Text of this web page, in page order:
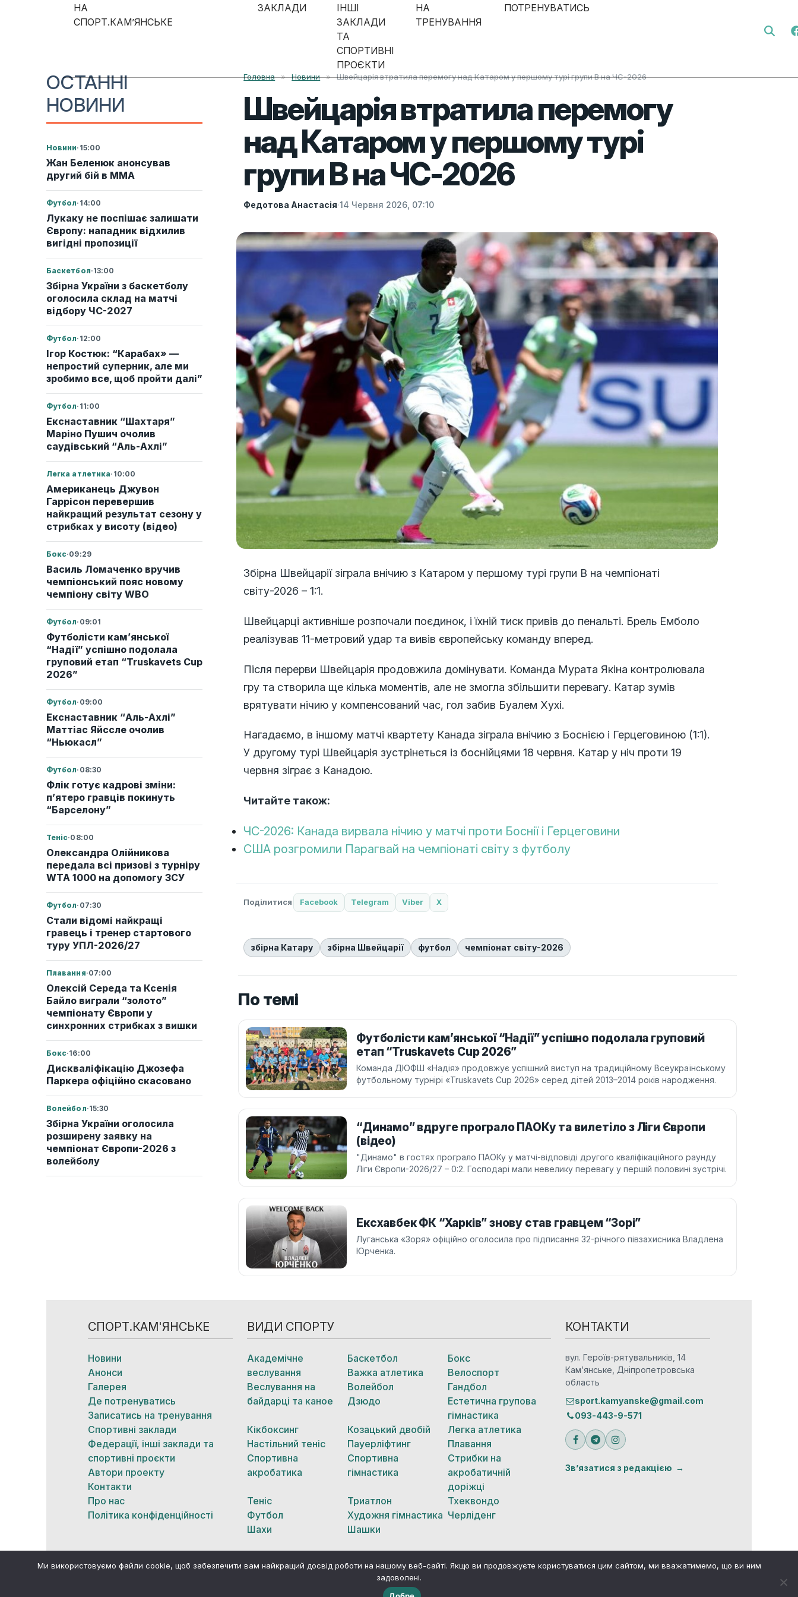
Skip to content
НА
СПОРТ.КАМ’ЯНСЬКЕ
ЗАКЛАДИ
ІНШІ
ЗАКЛАДИ
ТА
СПОРТИВНІ
ПРОЄКТИ
НА
ТРЕНУВАННЯ
ПОТРЕНУВАТИСЬ
ОСТАННІ
НОВИНИ
Новини· 15:00
Жан Беленюк анонсував
другий бій в ММА
Футбол· 14:00
Лукаку не поспішає залишати
Європу: нападник відхилив
вигідні пропозиції
Баскетбол·13:00
Збірна України з баскетболу
оголосила склад на матчі
відбору ЧС-2027
Футбол· 12:00
Ігор Костюк: “Карабах» —
непростий суперник, але ми
зробимо все, щоб пройти далі”
Футбол· 11:00
Екснаставник “Шахтаря”
Маріно Пушич очолив
саудівський “Аль-Ахлі”
Легка атлетика· 10:00
Американець Джувон
Гаррісон перевершив
найкращий результат сезону у
стрибках у висоту (відео)
Бокс·09:29
Василь Ломаченко вручив
чемпіонський пояс новому
чемпіону світу WBO
Футбол· 09:01
Футболісти кам’янської
“Надії” успішно подолала
груповий етап “Truskavets Cup
2026”
Футбол· 09:00
Екснаставник “Аль-Ахлі”
Маттіас Яйссле очолив
“Ньюкасл”
Футбол· 08:30
Флік готує кадрові зміни:
п’ятеро гравців покинуть
“Барселону”
Теніс·08:00
Олександра Олійникова
передала всі призові з турніру
WTA 1000 на допомогу ЗСУ
Футбол· 07:30
Стали відомі найкращі
гравець і тренер стартового
туру УПЛ-2026/27
Плавання·07:00
Олексій Середа та Ксенія
Байло виграли “золото”
чемпіонату Європи у
синхронних стрибках з вишки
Бокс·16:00
Дискваліфікацію Джозефа
Паркера офіційно скасовано
Волейбол·15:30
Збірна України оголосила
розширену заявку на
чемпіонат Європи-2026 з
волейболу
Головна » Новини » Швейцарія втратила перемогу над Катаром у першому турі групи В на ЧС-2026
Швейцарія втратила перемогу
над Катаром у першому турі
групи В на ЧС-2026
Федотова Анастасія·14 Червня 2026, 07:10
Збірна Швейцарії зіграла внічию з Катаром у першому турі групи В на чемпіонаті
світу-2026 – 1:1.
Швейцарці активніше розпочали поєдинок, і їхній тиск привів до пенальті. Брель Емболо
реалізував 11-метровий удар та вивів європейську команду вперед.
Після перерви Швейцарія продовжила домінувати. Команда Мурата Якіна контролювала
гру та створила ще кілька моментів, але не змогла збільшити перевагу. Катар зумів
врятувати нічию у компенсований час, гол забив Буалем Хухі.
Нагадаємо, в іншому матчі квартету Канада зіграла внічию з Боснією і Герцеговиною (1:1).
У другому турі Швейцарія зустрінеться із боснійцями 18 червня. Катар у ніч проти 19
червня зіграє з Канадою.
Читайте також:
ЧС-2026: Канада вирвала нічию у матчі проти Боснії і Герцеговини
США розгромили Парагвай на чемпіонаті світу з футболу
Поділитися Facebook Telegram Viber X
збірна Катару збірна Швейцарії футбол чемпіонат світу-2026
По темі
Футболісти кам’янської “Надії” успішно подолала груповий
етап “Truskavets Cup 2026”
Команда ДЮФШ «Надія» продовжує успішний виступ на традиційному Всеукраїнському
футбольному турнірі «Truskavets Cup 2026» серед дітей 2013–2014 років народження.
“Динамо” вдруге програло ПАОКу та вилетіло з Ліги Європи
(відео)
"Динамо" в гостях програло ПАОКу у матчі-відповіді другого кваліфікаційного раунду
Ліги Європи-2026/27 – 0:2. Господарі мали невелику перевагу у першій половині зустрічі.
Ексхавбек ФК “Харків” знову став гравцем “Зорі”
Луганська «Зоря» офіційно оголосила про підписання 32-річного півзахисника Владлена
Юрченка.
СПОРТ.КАМ'ЯНСЬКЕ
Новини
Анонси
Галерея
Де потренуватись
Записатись на тренування
Спортивні заклади
Федерації, інші заклади та
спортивні проєкти
Автори проекту
Контакти
Про нас
Політика конфіденційності
ВИДИ СПОРТУ
Академічне
веслування
Баскетбол
Бокс
Важка атлетика
Велоспорт
Веслування на
байдарці та каное
Волейбол
Гандбол
Дзюдо
Естетична групова
гімнастика
Кікбоксинг
Козацький двобій
Легка атлетика
Настільний теніс
Пауерліфтинг
Плавання
Спортивна
акробатика
Спортивна
гімнастика
Стрибки на
акробатичній
доріжці
Теніс
Триатлон
Тхеквондо
Футбол
Художня гімнастика Черліденг
Шахи
Шашки
КОНТАКТИ
вул. Героїв-рятувальників, 14
Кам’янське, Дніпропетровська
область
sport.kamyanske@gmail.com
093-443-9-571
Зв’язатися з редакцією
Ми використовуємо файли cookie, щоб забезпечити вам найкращий досвід роботи на нашому веб-сайті. Якщо ви продовжуєте користуватися цим сайтом, ми вважатимемо, що ви ним
задоволені.